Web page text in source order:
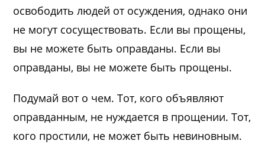
освободить людей от осуждения, однако они
не могут сосуществовать. Если вы прощены,
вы не можете быть оправданы. Если вы
оправданы, вы не можете быть прощены.
Подумай вот о чем. Тот, кого объявляют
оправданным, не нуждается в прощении. Тот,
кого простили, не может быть невиновным.